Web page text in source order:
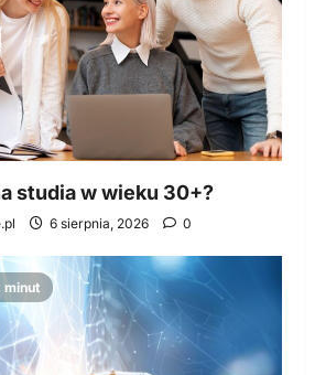
studia w wieku 30+?
6 sierpnia, 2026 0
minut